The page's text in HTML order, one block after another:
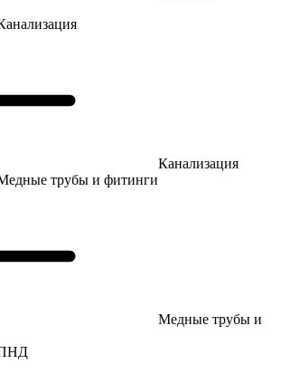
Канализация
трубы и фитинги
Медные трубы и